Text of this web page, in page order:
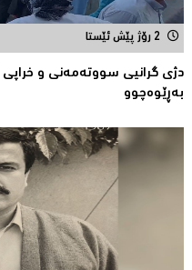
2 رۆژ پێش ئێستا
دژی گرانیی سووتەمەنی و خراپی
بەڕێوەچوو